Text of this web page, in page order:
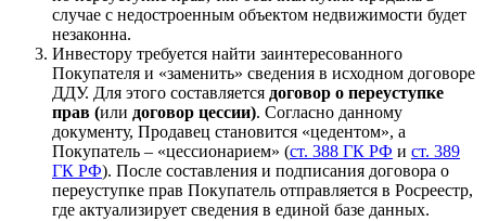
случае с недостроенным объектом недвижимости будет
незаконна.
Инвестору требуется найти заинтересованного
Покупателя и «заменить» сведения в исходном договоре
ДДУ. Для этого составляется договор о переуступке
прав (или договор цессии). Согласно данному
документу, Продавец становится «цедентом», а
Покупатель – «цессионарием» (ст. 388 ГК РФ и ст. 389
ГК РФ). После составления и подписания договора о
переуступке прав Покупатель отправляется в Росреестр,
где актуализирует сведения в единой базе данных.